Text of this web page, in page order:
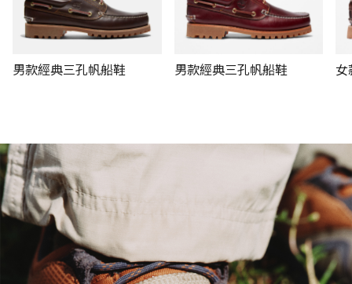
男款經典三孔帆船鞋 男款經典三孔帆船鞋 女